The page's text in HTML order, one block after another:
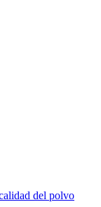
del polvo